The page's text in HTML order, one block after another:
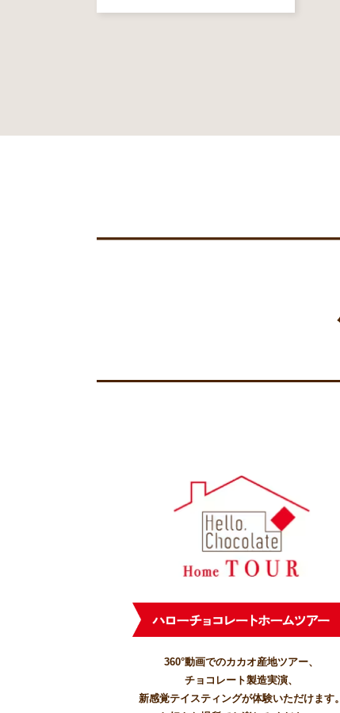
360°動画でのカカオ産地ツアー、
チョコレート製造実演、
新感覚テイスティングが体験いただけます。